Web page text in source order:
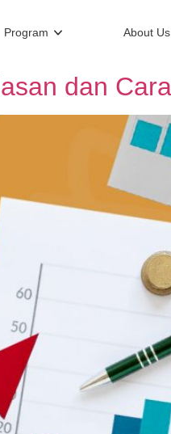
Program About Us
dan